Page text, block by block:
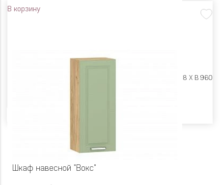
В корзину
Ш 450 X Г 318 X В 960
Шкаф навесной "Вокс"